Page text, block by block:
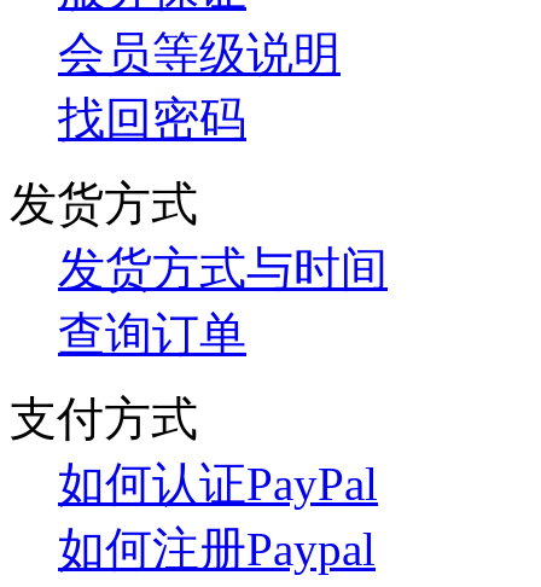
会员等级说明
找回密码
发货方式
发货方式与时间
查询订单
支付方式
如何认证PayPal
如何注册Paypal